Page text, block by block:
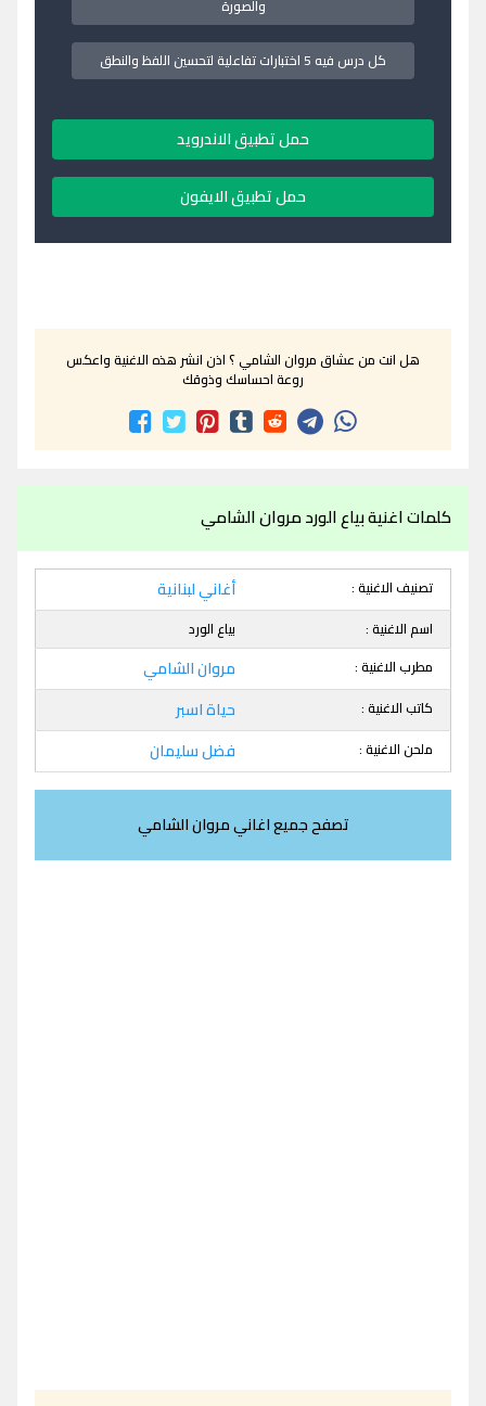
والصورة
كل درس فيه 5 اختبارات تفاعلية لتحسين اللفظ والنطق
حمل تطبيق الاندرويد
حمل تطبيق الايفون
هل انت من عشاق مروان الشامي ؟ اذن انشر هذه الاغنية واعكس
روعة احساسك وذوقك
كلمات اغنية بياع الورد مروان الشامي
تصنيف الاغنية : أغاني لبنانية
اسم الاغنية :
بياع الورد
مطرب الاغنية :
مروان الشامي
كاتب الاغنية : حياة اسبر
ملحن الاغنية : فضل سليمان
تصفح جميع اغاني مروان الشامي